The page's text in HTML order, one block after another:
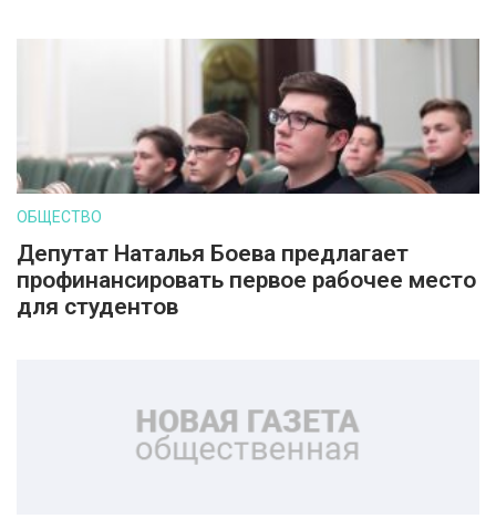
ОБЩЕСТВО
Депутат Наталья Боева предлагает
профинансировать первое рабочее место
для студентов